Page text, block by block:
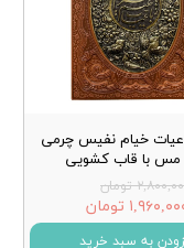
خیام نفیس چرمی
مس با قاب کشویی
تومان
تومان
به سبد خرید